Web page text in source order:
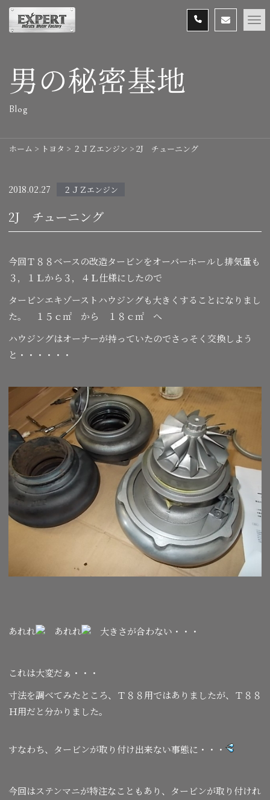
男の秘密基地
Blog
ホーム > トヨタ > ２ＪＺエンジン > 2J チューニング
2018.02.27 ２ＪＺエンジン
2J チューニング
今回Ｔ８８ベースの改造タービンをオーバーホールし排気量も
３，１Ｌから３，４Ｌ仕様にしたので
タービンエキゾーストハウジングも大きくすることになりまし
た。 １５ｃ㎡ から １８ｃ㎡ へ
ハウジングはオーナーが持っていたのでさっそく交換しよう
と・・・・・・
あれれ あれれ 大きさが合わない・・・
これは大変だぁ・・・
寸法を調べてみたところ、Ｔ８８用ではありましたが、Ｔ８８
Ｈ用だと分かりました。
すなわち、タービンが取り付け出来ない事態に・・・
今回はステンマニが特注なこともあり、タービンが取り付けれ